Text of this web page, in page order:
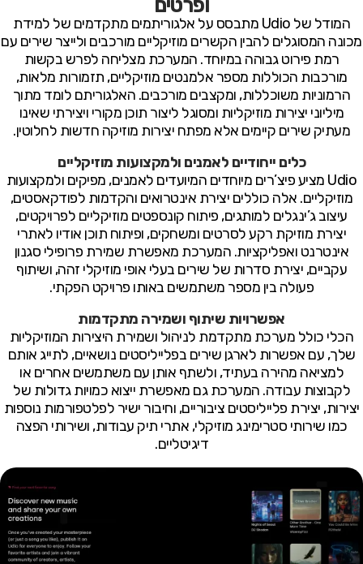
ופרטים
המודל של Udio מתבסס על אלגוריתמים מתקדמים של למידת
מכונה המסוגלים להבין הקשרים מוזיקליים מורכבים ולייצר שירים עם
רמת פירוט גבוהה במיוחד. המערכת מצליחה לפרש בקשות
מורכבות הכוללות מספר אלמנטים מוזיקליים, תזמורות מלאות,
הרמוניות משוכללות, ומקצבים מורכבים. האלגוריתם לומד מתוך
מיליוני יצירות מוזיקליות ומסוגל ליצור תוכן מקורי ויצירתי שאינו
מעתיק שירים קיימים אלא מפתח יצירות מוזיקה חדשות לחלוטין.
כלים ייחודיים לאמנים ולמקצועות מוזיקליים
Udio מציע פיצ’רים מיוחדים המיועדים לאמנים, מפיקים ולמקצועות
מוזיקליים. אלה כוללים יצירת אינטרואים והקדמות לפודקאסטים,
עיצוב ג’ינגלים למותגים, פיתוח קונספטים מוזיקליים לפרויקטים,
יצירת מוזיקת רקע לסרטים ומשחקים, ופיתוח תוכן אודיו לאתרי
אינטרנט ואפליקציות. המערכת מאפשרת שמירת פרופילי סגנון
עקביים, יצירת סדרות של שירים בעלי אופי מוזיקלי זהה, ושיתוף
פעולה בין מספר משתמשים באותו פרויקט הפקתי.
אפשרויות שיתוף ושמירה מתקדמות
הכלי כולל מערכת מתקדמת לניהול ושמירת היצירות המוזיקליות
שלך, עם אפשרות לארגן שירים בפלייליסטים נושאיים, לתייג אותם
למציאה מהירה בעתיד, ולשתף אותן עם משתמשים אחרים או
לקבוצות עבודה. המערכת גם מאפשרת ייצוא כמויות גדולות של
יצירות, יצירת פלייליסטים ציבוריים, וחיבור ישיר לפלטפורמות נוספות
כמו שירותי סטרימינג מוזיקלי, אתרי תיק עבודות, ושירותי הפצה
דיגיטליים.